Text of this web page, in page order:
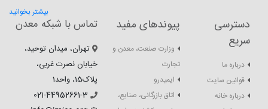
بیشتر بخوانید
دسترسی
سریع
درباره ما
قوانین سایت
درباره خانه
پیوندهای مفید
وزارت صنعت، معدن و
تجارت
ایمیدرو
اتاق بازرگانی، صنایع،
تماس با شبکه معدن
تهران، میدان توحید،
خیابان نصرت غربی،
پلاک15، واحد1
021-44952661-3